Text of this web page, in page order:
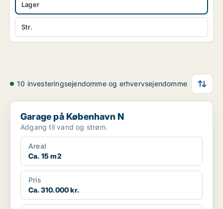
Lager
Str.
10 investeringsejendomme og erhvervsejendomme
Garage på København N
Garage på København N
Adgang til vand og strøm.
Areal
Ca. 15 m2
Pris
Ca. 310.000 kr.